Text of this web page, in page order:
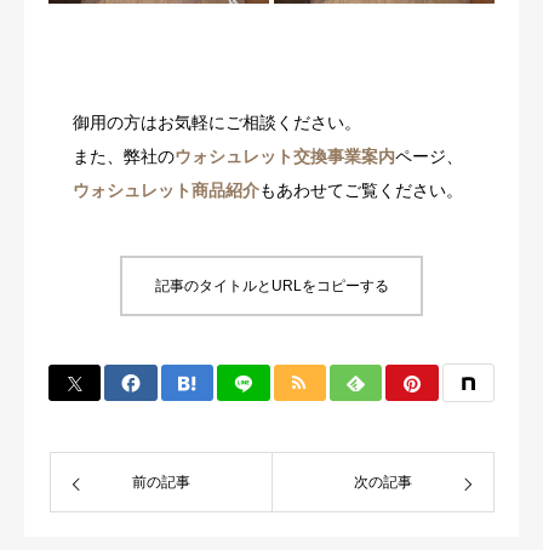
御用の方はお気軽にご相談ください。
また、弊社のウォシュレット交換事業案内ページ、
ウォシュレット商品紹介もあわせてご覧ください。
記事のタイトルとURLをコピーする
前の記事 次の記事